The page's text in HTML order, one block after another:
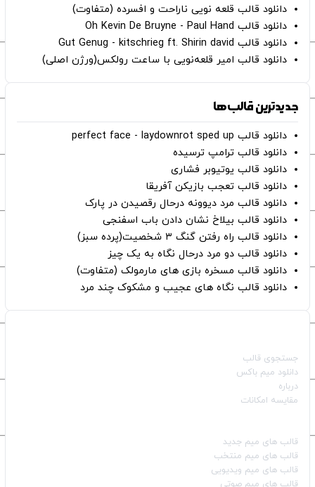
دانلود قالب قلعه نویی ناراحت و افسرده (متفاوت)
دانلود قالب Oh Kevin De Bruyne - Paul Hand
دانلود قالب Gut Genug - kitschrieg ft. Shirin david
دانلود قالب امیر قلعه‌نویی با ساعت رولکس(ورژن اصلی)
جدیدترین قالب‌ها
دانلود قالب perfect face - laydownrot sped up
دانلود قالب ترامپ ترسیده
دانلود قالب یوتیوبر فشاری
دانلود قالب تعجب بازیکن آفریقا
دانلود قالب مرد دیوونه درحال رقصیدن در پارک
دانلود قالب بیلاخ نشان دادن باب اسفنجی
دانلود قالب راه رفتن گنگ ۳ شخصیت(پرده سبز)
دانلود قالب دو مرد درحال نگاه به یک چیز
دانلود قالب مسخره بازی های مارمولک (متفاوت)
دانلود قالب نگاه های عجیب و مشکوک چند مرد
جستجوی قالب
دانلود میم باکس
درباره
مقایسه امکانات
قالب‌ های میم جدید
قالب‌ های میم منتخب
قالب‌ های میم ویدیویی
قالب‌ های میم صوتی